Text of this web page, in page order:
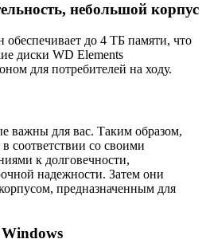
небольшой корпус
до 4 ТБ памяти, что
диски WD Elements
для потребителей на ходу.
важны для вас. Таким образом,
соответствии со своими
к долговечности,
надежности. Затем они
предназначенным для